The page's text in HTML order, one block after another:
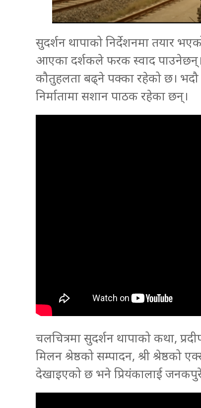
सुदर्शन थापाको निर्देशनमा तयार
आएका दर्शकले फरक स्वाद पाउनेछन्।
कौतुहलता बढ्ने पक्का रहेको छ। भदौ
निर्मातामा सशान पाठक रहेका छन्।
चलचित्रमा सुदर्शन थापाको कथा,
मिलन श्रेष्ठको सम्पादन, श्री श्रेष्ठको
देखाइएको छ भने प्रियंकालाई